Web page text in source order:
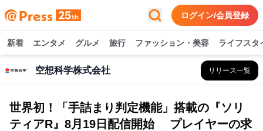
ログイン/会員登録
新着 エンタメ グルメ 旅行 ファッション・美容 ライフスタ
空想科学株式会社 リリース一覧
世界初！「手詰まり判定機能」搭載の『ソリ
ティアR』8月19日配信開始 プレイヤーの求